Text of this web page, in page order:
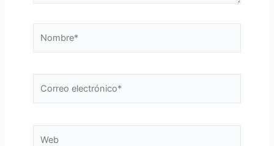
electrónico*